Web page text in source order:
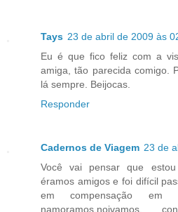
Tays 23 de abril de 2009 às
Eu é que fico feliz com a
amiga, tão parecida comigo.
lá sempre. Beijocas.
Responder
Cadernos de Viagem 23 de
Você vai pensar que
éramos amigos e foi difícil
em compensação
namoramos,noivamos,